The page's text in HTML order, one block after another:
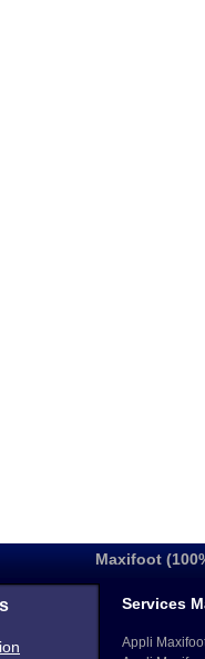
Maxifoot
Services
Appli